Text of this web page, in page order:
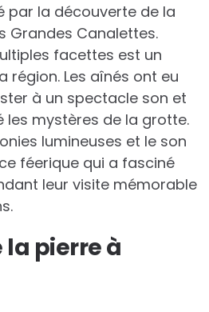
par la découverte de la
Grandes Canalettes.
facettes est un
région. Les aînés ont eu
à un spectacle son et
les mystères de la grotte.
lumineuses et le son
féerique qui a fasciné
leur visite mémorable
la pierre à